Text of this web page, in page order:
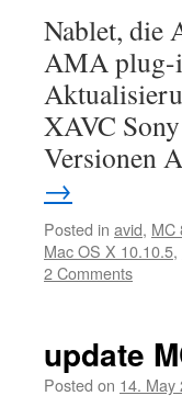
Nablet, die
AMA plug-
XAVC
Versionen
→
Posted in avid, MC
Mac OS X 10.10.5,
2 Comments
update
Posted on 14. May